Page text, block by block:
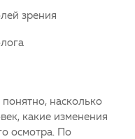
зрения
насколько
какие изменения
осмотра. По